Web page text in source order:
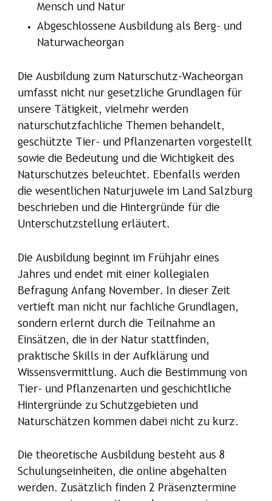
Mensch und Natur
Abgeschlossene Ausbildung als Berg- und
Naturwacheorgan
Die Ausbildung zum Naturschutz-Wacheorgan
umfasst nicht nur gesetzliche Grundlagen für
unsere Tätigkeit, vielmehr werden
naturschutzfachliche Themen behandelt,
geschützte Tier- und Pflanzenarten vorgestellt
sowie die Bedeutung und die Wichtigkeit des
Naturschutzes beleuchtet. Ebenfalls werden
die wesentlichen Naturjuwele im Land Salzburg
beschrieben und die Hintergründe für die
Unterschutzstellung erläutert.
Die Ausbildung beginnt im Frühjahr eines
Jahres und endet mit einer kollegialen
Befragung Anfang November. In dieser Zeit
vertieft man nicht nur fachliche Grundlagen,
sondern erlernt durch die Teilnahme an
Einsätzen, die in der Natur stattfinden,
praktische Skills in der Aufklärung und
Wissensvermittlung. Auch die Bestimmung von
Tier- und Pflanzenarten und geschichtliche
Hintergründe zu Schutzgebieten und
Naturschätzen kommen dabei nicht zu kurz.
Die theoretische Ausbildung besteht aus 8
Schulungseinheiten, die online abgehalten
werden. Zusätzlich finden 2 Präsenztermine